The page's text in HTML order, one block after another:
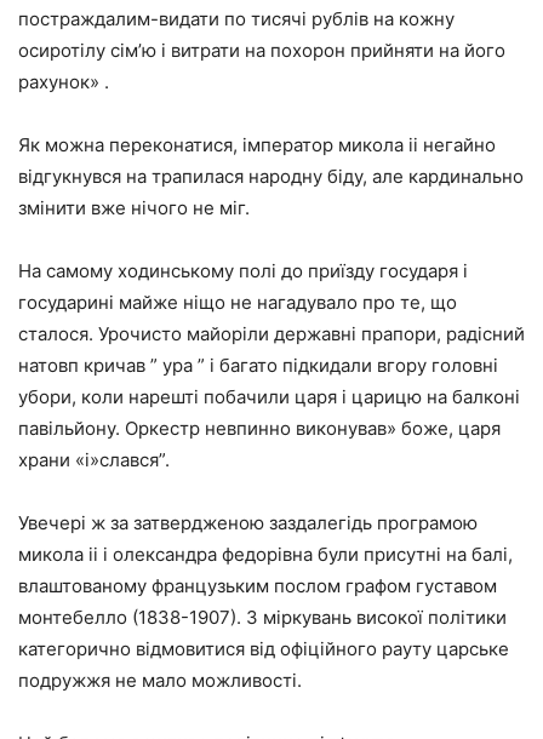
постраждалим-видати по тисячі рублів на кожну
осиротілу сім’ю і витрати на похорон прийняти на його
рахунок» .
Як можна переконатися, імператор микола ii негайно
відгукнувся на трапилася народну біду, але кардинально
змінити вже нічого не міг.
На самому ходинському полі до приїзду государя і
государині майже ніщо не нагадувало про те, що
сталося. Урочисто майоріли державні прапори, радісний
натовп кричав ” ура ” і багато підкидали вгору головні
убори, коли нарешті побачили царя і царицю на балконі
павільйону. Оркестр невпинно виконував» боже, царя
храни «і»слався”.
Увечері ж за затвердженою заздалегідь програмою
микола ii і олександра федорівна були присутні на балі,
влаштованому французьким послом графом густавом
монтебелло (1838-1907). З міркувань високої політики
категорично відмовитися від офіційного рауту царське
подружжя не мало можливості.